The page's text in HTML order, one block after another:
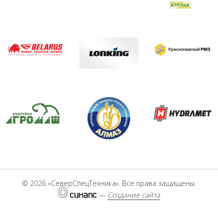
ОАО «Мозырский
© 2026 «СеверСпецТехника». Все права защищены.
— Создание сайта